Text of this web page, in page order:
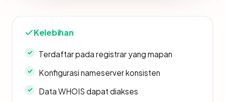
Kelebihan
Terdaftar pada registrar yang mapan
Konfigurasi nameserver konsisten
Data WHOIS dapat diakses